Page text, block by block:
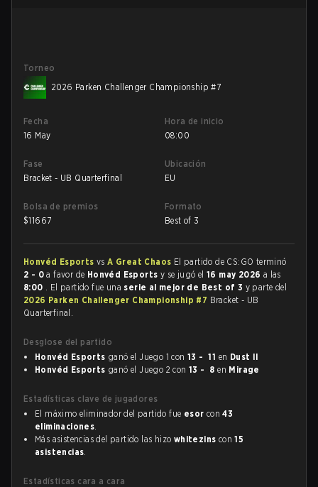
Torneo
2026 Parken Challenger Championship #7
Fecha
16 May
Hora de inicio
08:00
Fase
Bracket - UB Quarterfinal
Ubicación
EU
Bolsa de premios
$11667
Formato
Best of 3
Honvéd Esports vsA Great Chaos El partido de CS:GO terminó
2 - 0 a favor de Honvéd Esports y se jugó el16 may 2026 a las
8:00 . El partido fue una serie al mejor de Best of 3 y parte del
2026 Parken Challenger Championship #7 Bracket - UB
Quarterfinal.
Desglose del partido
Honvéd Esports ganó el Juego 1 con13 - 11 en Dust II
Honvéd Esports ganó el Juego 2 con13 - 8 en Mirage
Estadísticas clave de jugadores
El máximo eliminador del partido fue esor con43
eliminaciones.
Más asistencias del partido las hizo whitezins con15
asistencias.
Estadísticas cara a cara